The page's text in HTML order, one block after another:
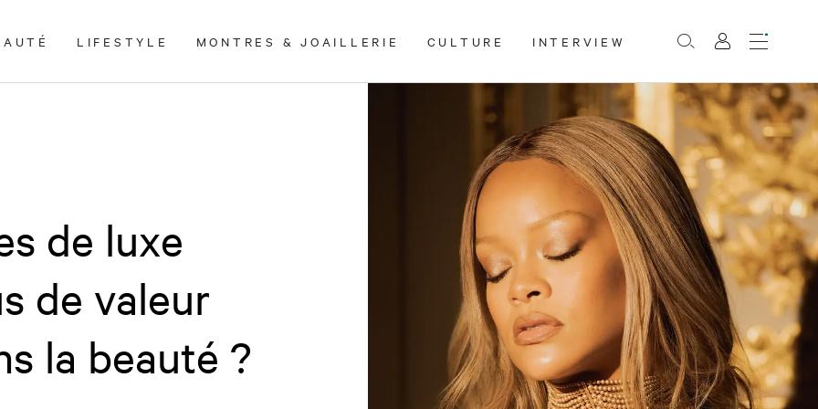
LIFESTYLE MONTRES & JOAILLERIE CULTURE INTERVIEW Rechercher
Mon
compte
Menu
de luxe
de valeur
la beauté ?